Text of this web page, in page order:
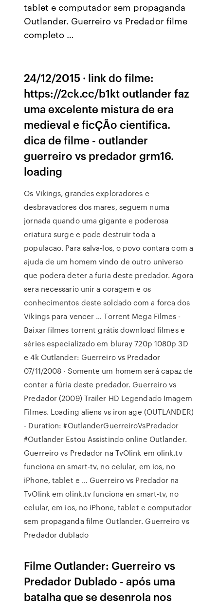
tablet e computador sem propaganda
Outlander. Guerreiro vs Predador filme
completo …
24/12/2015 · link do filme:
https://2ck.cc/b1kt outlander faz
uma excelente mistura de era
medieval e ficÇÃo cientifica.
dica de filme - outlander
guerreiro vs predador grm16.
loading
Os Vikings, grandes exploradores e
desbravadores dos mares, seguem numa
jornada quando uma gigante e poderosa
criatura surge e pode destruir toda a
populacao. Para salva-los, o povo contara com a
ajuda de um homem vindo de outro universo
que podera deter a furia deste predador. Agora
sera necessario unir a coragem e os
conhecimentos deste soldado com a forca dos
Vikings para vencer … Torrent Mega Filmes -
Baixar filmes torrent grátis download filmes e
séries especializado em bluray 720p 1080p 3D
e 4k Outlander: Guerreiro vs Predador
07/11/2008 · Somente um homem será capaz de
conter a fúria deste predador. Guerreiro vs
Predador (2009) Trailer HD Legendado Imagem
Filmes. Loading aliens vs iron age (OUTLANDER)
- Duration: #OutlanderGuerreiroVsPredador
#Outlander Estou Assistindo online Outlander.
Guerreiro vs Predador na TvOlink em olink.tv
funciona en smart-tv, no celular, em ios, no
iPhone, tablet e … Guerreiro vs Predador na
TvOlink em olink.tv funciona en smart-tv, no
celular, em ios, no iPhone, tablet e computador
sem propaganda filme Outlander. Guerreiro vs
Predador dublado
Filme Outlander: Guerreiro vs
Predador Dublado - após uma
batalha que se desenrola nos